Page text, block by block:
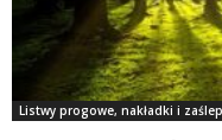
Listwy progowe, nakładki i